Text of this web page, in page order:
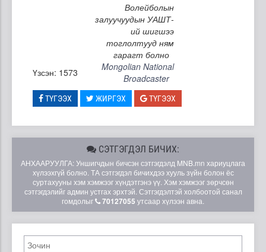
Волейболын
залуучуудын УАШТ-
ий шигшээ
тоглолтууд ням
гарагт болно
Үзсэн: 1573
Mongolian National
Broadcaster
ТҮГЭЭХ ЖИРГЭХ ТҮГЭЭХ
СЭТГЭГДЭЛ БИЧИХ:
АНХААРУУЛГА: Уншигчдын бичсэн сэтгэгдэлд MNB.mn хариуцлага
хүлээхгүй болно. ТА сэтгэгдэл бичихдээ хууль зүйн болон ёс
суртахууны хэм хэмжээг хүндэтгэнэ үү. Хэм хэмжээг зөрчсөн
сэтгэгдэлийг админ устгах эрхтэй. Сэтгэгдэлтэй холбоотой санал
гомдолыг
70127055 утсаар хүлээн авна.